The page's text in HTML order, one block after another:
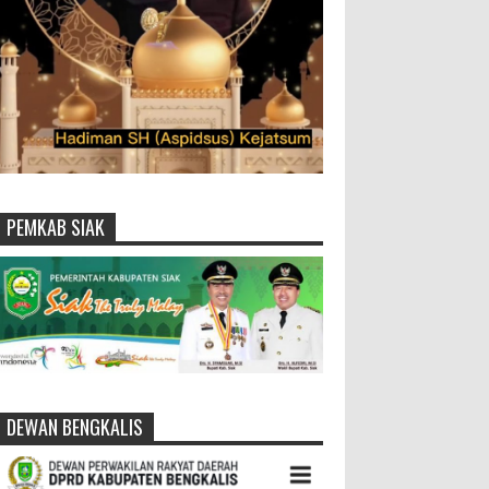
PEMKAB SIAK
DEWAN BENGKALIS